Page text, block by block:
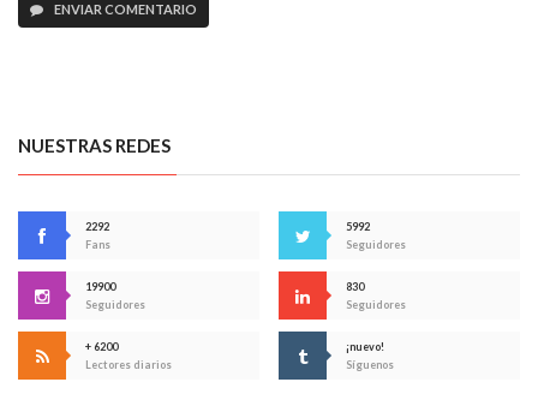
ENVIAR COMENTARIO
NUESTRAS REDES
2292
Fans
5992
Seguidores
19900
Seguidores
830
Seguidores
+ 6200
Lectores diarios
¡nuevo!
Síguenos